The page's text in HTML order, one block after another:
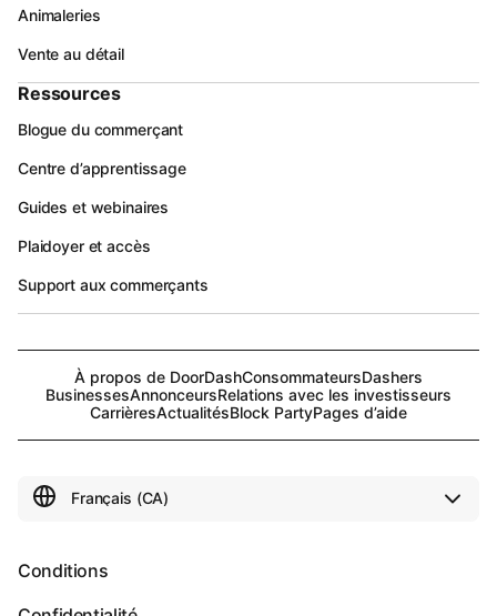
Animaleries
Vente au détail
Ressources
Blogue du commerçant
Centre d’apprentissage
Guides et webinaires
Plaidoyer et accès
Support aux commerçants
À propos de DoorDashConsommateursDashers
BusinessesAnnonceursRelations avec les investisseurs
CarrièresActualitésBlock PartyPages d’aide
Conditions